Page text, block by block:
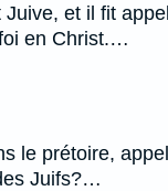
et il fit
en Christ.…
le prétoire,
Juifs?…